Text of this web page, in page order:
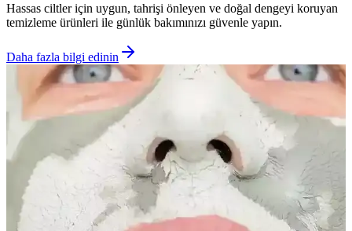
Hassas ciltler için uygun, tahrişi önleyen ve doğal dengeyi koruyan
temizleme ürünleri ile günlük bakımınızı güvenle yapın.
Daha fazla bilgi edinin